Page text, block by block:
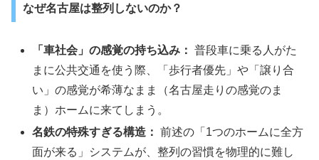
なぜ名古屋は整列しないのか？
「車社会」の感覚の持ち込み： 普段車に乗る人がた
まに公共交通を使う際、「歩行者優先」や「譲り合
い」の感覚が希薄なまま（名古屋走りの感覚のま
ま）ホームに来てしまう。
名鉄の特殊すぎる構造： 前述の「1つのホームに全方
面が来る」システムが、整列の習慣を物理的に難し